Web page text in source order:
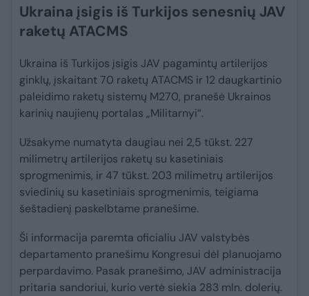
Ukraina įsigis iš Turkijos senesnių JAV
raketų ATACMS
Ukraina iš Turkijos įsigis JAV pagamintų artilerijos
ginklų, įskaitant 70 raketų ATACMS ir 12 daugkartinio
paleidimo raketų sistemų M270, pranešė Ukrainos
karinių naujienų portalas „Militarnyi“.
Užsakyme numatyta daugiau nei 2,5 tūkst. 227
milimetrų artilerijos raketų su kasetiniais
sprogmenimis, ir 47 tūkst. 203 milimetrų artilerijos
sviedinių su kasetiniais sprogmenimis, teigiama
šeštadienį paskelbtame pranešime.
Ši informacija paremta oficialiu JAV valstybės
departamento pranešimu Kongresui dėl planuojamo
perpardavimo. Pasak pranešimo, JAV administracija
pritaria sandoriui, kurio vertė siekia 283 mln. dolerių.